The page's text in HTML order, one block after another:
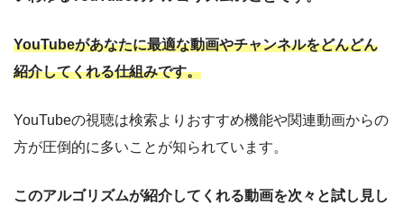
YouTubeがあなたに最適な動画やチャンネルをどんどん
紹介してくれる仕組みです。
YouTubeの視聴は検索よりおすすめ機能や関連動画からの
方が圧倒的に多いことが知られています。
このアルゴリズムが紹介してくれる動画を次々と試し見し